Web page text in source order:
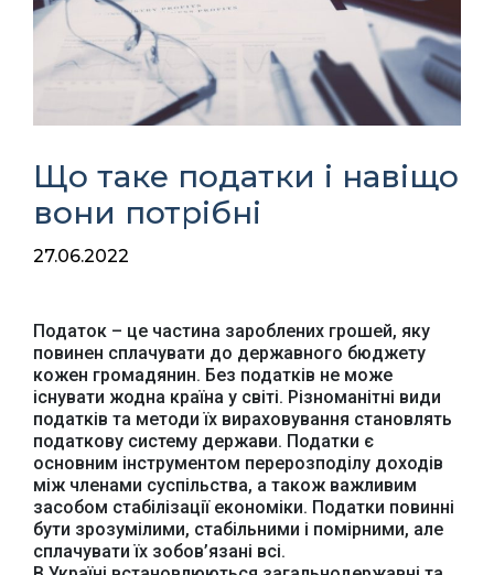
Що таке податки і навіщо
вони потрібні
27.06.2022
Податок – це частина зароблених грошей, яку
повинен сплачувати до державного бюджету
кожен громадянин. Без податків не може
існувати жодна країна у світі. Різноманітні види
податків та методи їх вираховування становлять
податкову систему держави. Податки є
основним інструментом перерозподілу доходів
між членами суспільства, а також важливим
засобом стабілізації економіки. Податки повинні
бути зрозумілими, стабільними і помірними, але
сплачувати їх зобов’язані всі.